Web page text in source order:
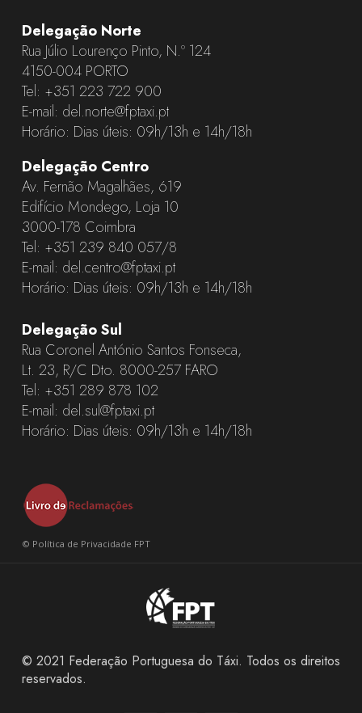
Delegação Norte
Rua Júlio Lourenço Pinto, N.º 124
4150-004 PORTO
Tel: +351 223 722 900
E-mail: del.norte@fptaxi.pt
Horário: Dias úteis: 09h/13h e 14h/18h
Delegação Centro
Av. Fernão Magalhães, 619
Edifício Mondego, Loja 10
3000-178 Coimbra
Tel: +351 239 840 057/8
E-mail: del.centro@fptaxi.pt
Horário: Dias úteis: 09h/13h e 14h/18h
Delegação Sul
Rua Coronel António Santos Fonseca,
Lt. 23, R/C Dto. 8000-257 FARO
Tel: +351 289 878 102
E-mail: del.sul@fptaxi.pt
Horário: Dias úteis: 09h/13h e 14h/18h
© Política de Privacidade FPT
© 2021 Federação Portuguesa do Táxi. Todos os direitos
reservados.